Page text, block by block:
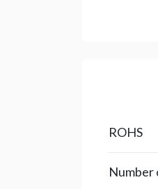
ROHS
Number